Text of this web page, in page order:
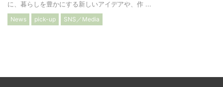
に、暮らしを豊かにする新しいアイデアや、作 ...
News pick-up SNS／Media